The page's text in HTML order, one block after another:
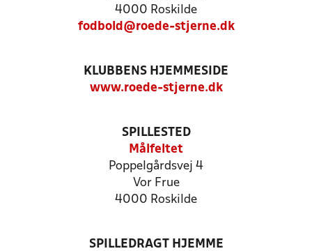
4000 Roskilde
fodbold@roede-stjerne.dk
KLUBBENS HJEMMESIDE
www.roede-stjerne.dk
SPILLESTED
Målfeltet
Poppelgårdsvej 4
Vor Frue
4000 Roskilde
SPILLEDRAGT HJEMME